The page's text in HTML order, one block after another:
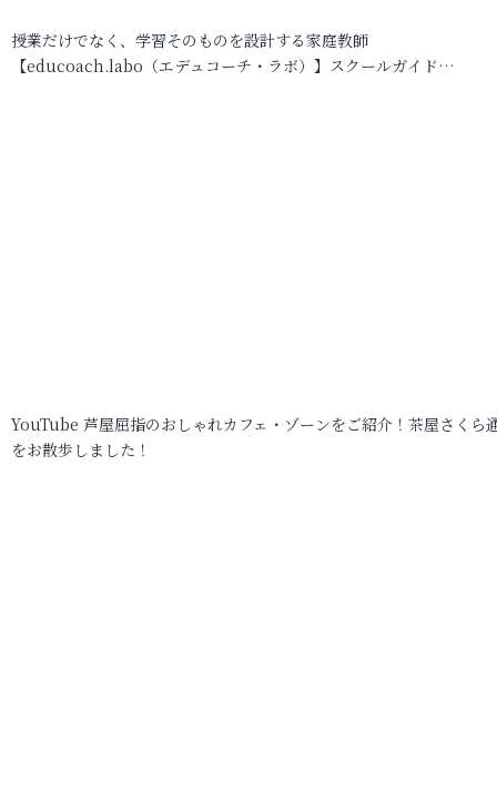
授業だけでなく、学習そのものを設計する家庭教師
【educoach.labo（エデュコーチ・ラボ）】スクールガイド…
YouTube 芦屋屈指のおしゃれカフェ・ゾーンをご紹介！茶屋さくら
をお散歩しました！